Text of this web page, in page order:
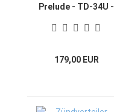
Prelude - TD-34U -
SPINTEROGENO
D'ALLUMAGE
DISTRIBUTORE
179,00 EUR